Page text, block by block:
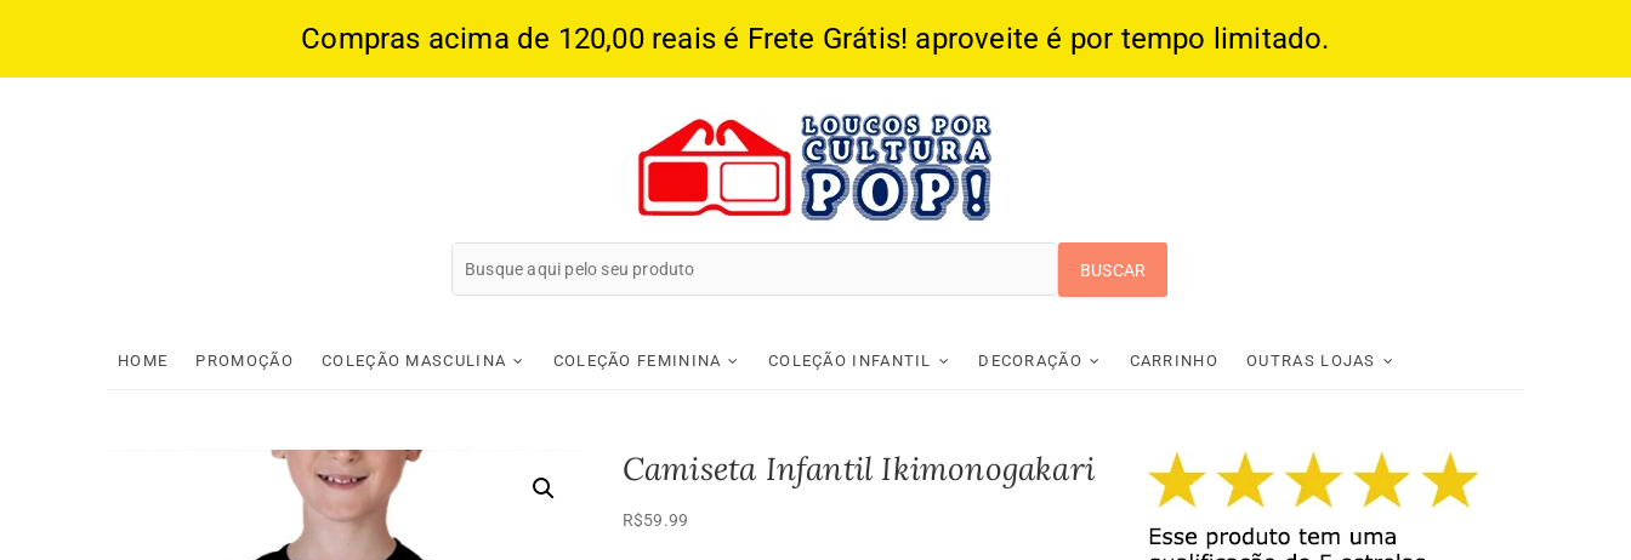
Compras acima de 120,00 reais é Frete Grátis! aproveite é por tempo limitado.
Loucos Por Cultura Pop
HOME PROMOÇÃO COLEÇÃO MASCULINA COLEÇÃO FEMININA COLEÇÃO INFANTIL DECORAÇÃO CARRINHO OUTRAS LOJAS
Camiseta Infantil Ikimonogakari
R$59.99